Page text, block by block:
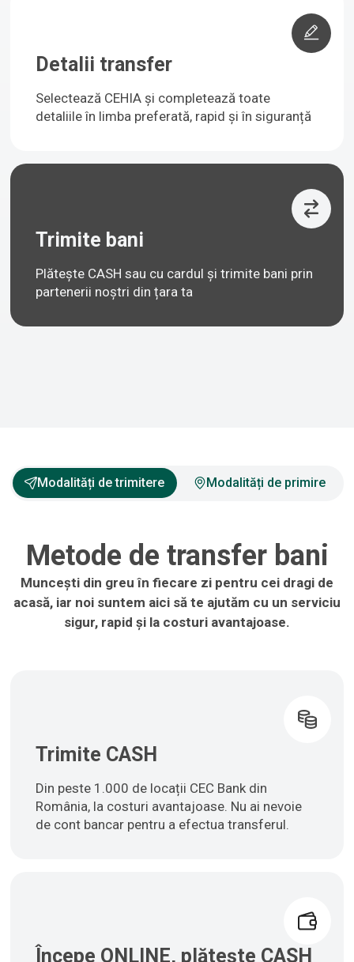
Detalii transfer
Selectează CEHIA și completează toate
detaliile în limba preferată, rapid și în siguranță
Trimite bani
Plătește CASH sau cu cardul și trimite bani prin
partenerii noștri din țara ta
Modalități de trimitere Modalități de primire
Metode de transfer bani
Muncești din greu în fiecare zi pentru cei dragi de
acasă, iar noi suntem aici să te ajutăm cu un serviciu
sigur, rapid și la costuri avantajoase.
Trimite CASH
Din peste 1.000 de locații CEC Bank din
România, la costuri avantajoase. Nu ai nevoie
de cont bancar pentru a efectua transferul.
Începe ONLINE, plătește CASH